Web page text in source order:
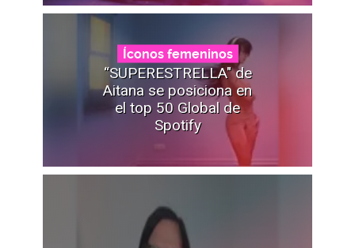
Íconos femeninos
“SUPERESTRELLA" de
Aitana se posiciona en
el top 50 Global de
Spotify